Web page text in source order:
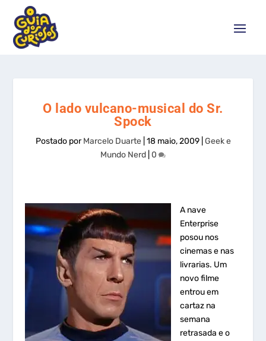
O lado vulcano-musical do Sr.
Spock
Postado porMarcelo Duarte| 18 maio, 2009| Geek e
Mundo Nerd 0
A nave
Enterprise
posou nos
cinemas e nas
livrarias. Um
novo filme
entrou em
cartaz na
semana
retrasada e o